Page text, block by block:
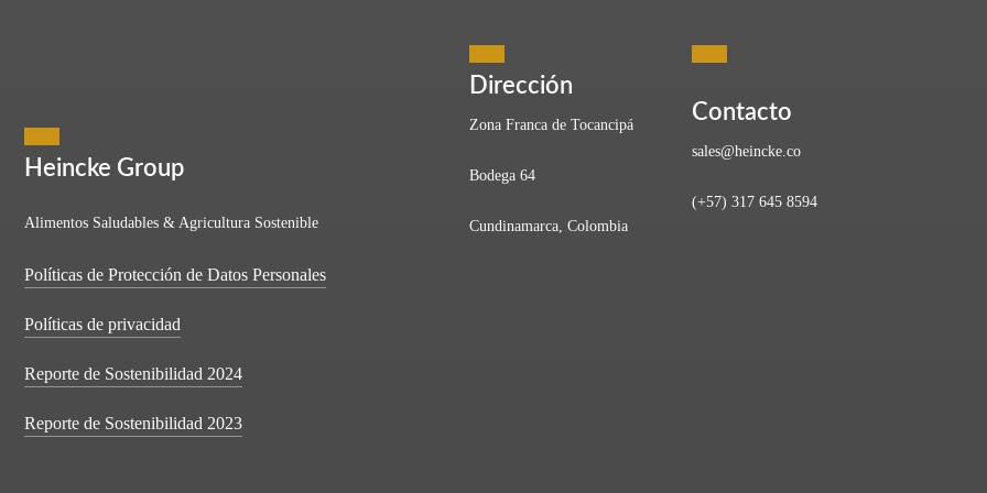
campos de Colombia, donde el aroma de la caña de azúcar recién cortada se mezcla con el aire fresco de la región. No, no…
Heincke Group
Alimentos Saludables & Agricultura Sostenible
Políticas de Protección de Datos Personales
Políticas de privacidad
Reporte de Sostenibilidad 2024
Reporte de Sostenibilidad 2023
Dirección
Zona Franca de Tocancipá
Bodega 64
Cundinamarca, Colombia
Contacto
sales@heincke.co
(+57) 317 645 8594